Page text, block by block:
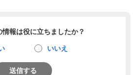
情報は役に立ちましたか？
いいえ
送信する